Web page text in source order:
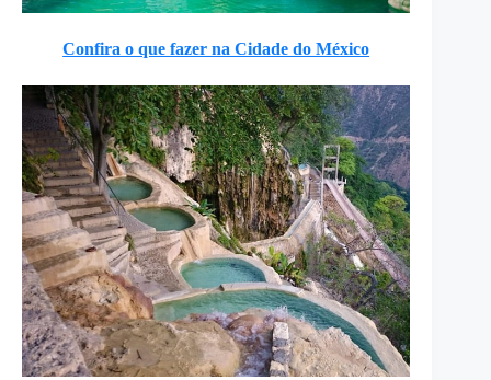
Confira o que fazer na Cidade do México